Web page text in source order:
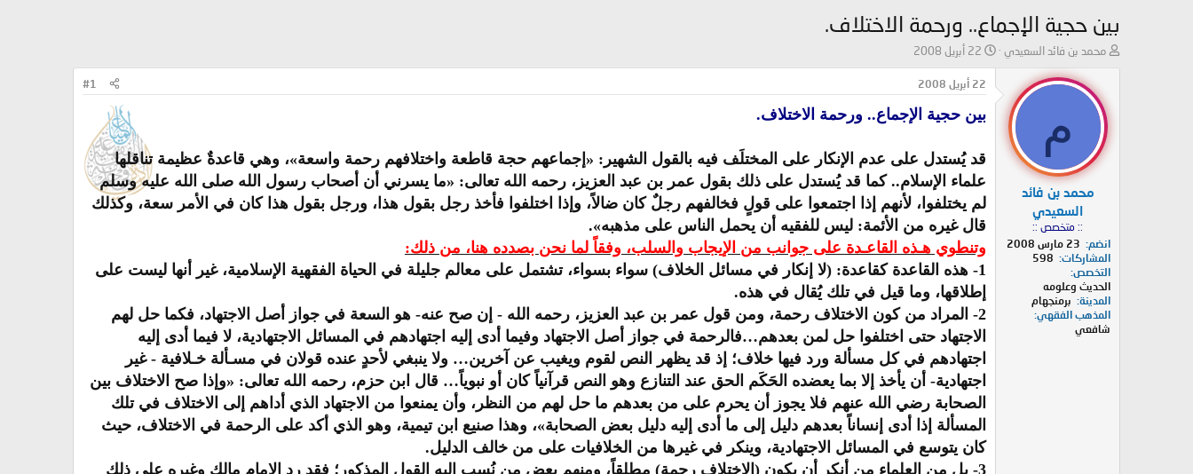
بين حجية الإجماع.. ورحمة الاختلاف.
ب
ئ
ا
ل
م
و
محمد بن فائد السعيدي
ت
ا
ر
ي
خ
ب
د
22 أبريل 2008
م
محمد بن فائد
السعيدي
:: متخصص ::
انضم
23 مارس 2008
المشاركات
598
التخصص
الحديث وعلومه
المدينة
برمنجهام
المذهب الفقهي
شافعي
22 أبريل 2008 #1
بين حجية الإجماع.. ورحمة الاختلاف.
قد يُستدل على عدم الإنكار على المختلَف فيه بالقول الشهير: «إجماعهم حجة قاطعة واختلافهم رحمة واسعة»، وهي قاعدةٌ عظيمة تناقلها
علماء الإسلام.. كما قد يُستدل على ذلك بقول عمر بن عبد العزيز، رحمه الله تعالى: «ما يسرني أن أصحاب رسول الله صلى الله عليه وسلم
لم يختلفوا، لأنهم إذا اجتمعوا على قولٍ فخالفهم رجلٌ كان ضالاً، وإذا اختلفوا فأخذ رجل بقول هذا، ورجل بقول هذا كان في الأمر سعة، وكذلك
قال غيره من الأئمة: ليس للفقيه أن يحمل الناس على مذهبه».
وتنطوي هـذه القاعـدة على جوانب من الإيجاب والسلب، وفقاً لما نحن بصدده هنا، من ذلك:
1- هذه القاعدة كقاعدة: (لا إنكار في مسائل الخلاف) سواء بسواء، تشتمل على معالم جليلة في الحياة الفقهية الإسلامية، غير أنها ليست على
إطلاقها، وما قيل في تلك يُقال في هذه.
2- المراد من كون الاختلاف رحمة، ومن قول عمر بن عبد العزيز، رحمه الله - إن صح عنه- هو السعة في جواز أصل الاجتهاد، فكما حل لهم
الاجتهاد حتى اختلفوا حل لمن بعدهم…فالرحمة في جواز أصل الاجتهاد وفيما أدى إليه اجتهادهم في المسائل الاجتهادية، لا فيما أدى إليه
اجتهادهم في كل مسألة ورد فيها خلاف؛ إذ قد يظهر النص لقوم ويغيب عن آخرين… ولا ينبغي لأحدٍ عنده قولان في مسـألة خـلافية - غير
اجتهادية- أن يأخذ إلا بما يعضده الحَكَم الحق عند التنازع وهو النص قرآنياً كان أو نبوياً… قال ابن حزم، رحمه الله تعالى: «وإذا صح الاختلاف بين
الصحابة رضي الله عنهم فلا يجوز أن يحرم على من بعدهم ما حل لهم من النظر، وأن يمنعوا من الاجتهاد الذي أداهم إلى الاختلاف في تلك
المسألة إذا أدى إنساناً بعدهم دليل إلى ما أدى إليه دليل بعض الصحابة»، وهذا صنيع ابن تيمية، وهو الذي أكد على الرحمة في الاختلاف، حيث
كان يتوسع في المسائل الاجتهادية، وينكر في غيرها من الخلافيات على من خالف الدليل.
3- بل من العلماء من أنكر أن يكون (الاختلاف رحمة) مطلقاً، ومنهم بعض من نُسِب إليه القول المذكور؛ فقد رد الإمام مالك وغيره على ذلك